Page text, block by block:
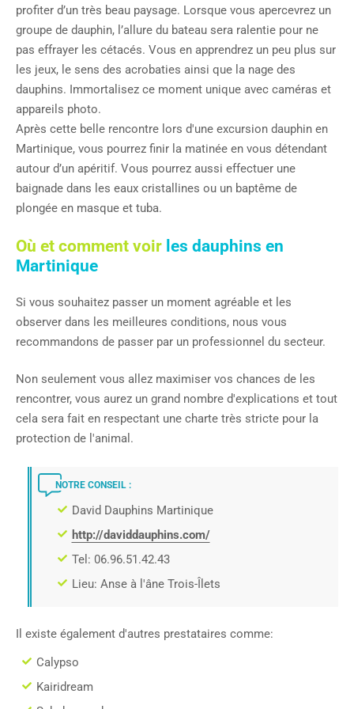
profiter d’un très beau paysage. Lorsque vous apercevrez un
groupe de dauphin, l’allure du bateau sera ralentie pour ne
pas effrayer les cétacés. Vous en apprendrez un peu plus sur
les jeux, le sens des acrobaties ainsi que la nage des
dauphins. Immortalisez ce moment unique avec caméras et
appareils photo.
Après cette belle rencontre lors d'une excursion dauphin en
Martinique, vous pourrez finir la matinée en vous détendant
autour d’un apéritif. Vous pourrez aussi effectuer une
baignade dans les eaux cristallines ou un baptême de
plongée en masque et tuba.
Où et comment voir les dauphins en
Martinique
Si vous souhaitez passer un moment agréable et les
observer dans les meilleures conditions, nous vous
recommandons de passer par un professionnel du secteur.
Non seulement vous allez maximiser vos chances de les
rencontrer, vous aurez un grand nombre d'explications et tout
cela sera fait en respectant une charte très stricte pour la
protection de l'animal.
NOTRE CONSEIL :
David Dauphins Martinique
http://daviddauphins.com/
Tel: 06.96.51.42.43
Lieu: Anse à l'âne Trois-Îlets
Il existe également d'autres prestataires comme:
Calypso
Kairidream